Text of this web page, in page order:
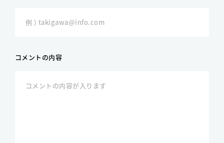
コメントの内容